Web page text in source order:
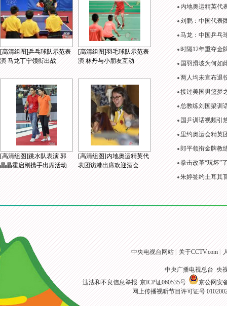
[高清组图]乒乓球队示范表
演 马龙丁宁领衔出战
[高清组图]羽毛球队示范表
演 林丹与小朋友互动
[高清组图]跳水队表演 郭
晶晶霍启刚携手出席活动
[高清组图]内地奥运精英代
表团访港出席欢迎酒会
内地奥运精英代
刘鹏：中国代表
马龙：中国乒乓
时隔12年重夺金
国羽滑坡为何如
两人均未宣布退
接过美国男篮梦
总教练刘国梁训
国乒训话视频引
里约奥运会精英
郎平领衔金牌教
拳击改革“玩坏”
朱婷签约土耳其
中央电视台网站 关于CCTV.com
中央广播电视总台 央
违法和不良信息举报 京ICP证060535号
京公网安
网上传播视听节目许可证号